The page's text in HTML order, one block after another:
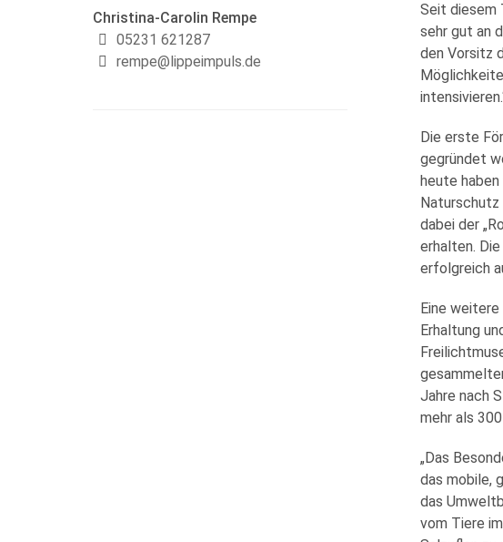
Christina-Carolin Rempe
05231 621287
rempe@lippeimpuls.de
Seit diesem
sehr gut an
den Vorsitz
Die erste
gegründet
heute
Naturschutz
dabei der
erhalten.
erfolgreich
Eine
Erhaltung
Jahre nach
mehr als
„Das
das mobile,
das
vom Tiere